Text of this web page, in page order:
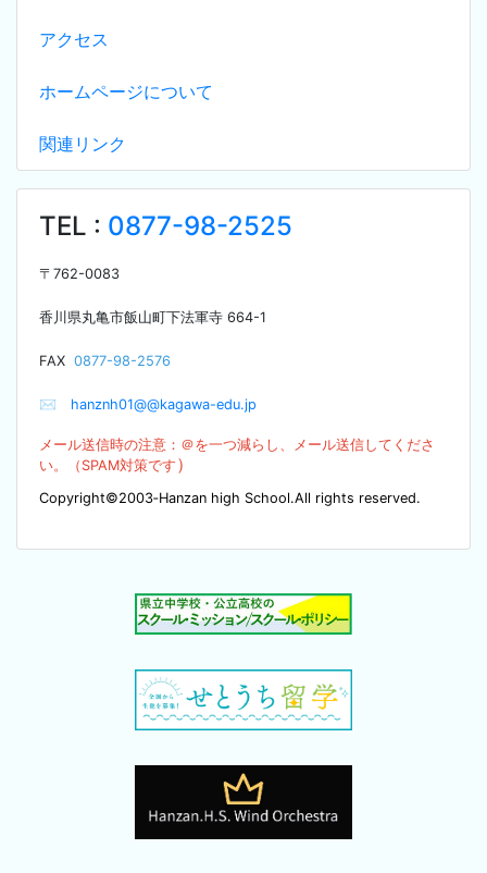
アクセス
ホームページについて
関連リンク
TEL : 0877-98-2525
〒 762-0083
香川県丸亀市飯山町下法軍寺 664-1
FAX 0877-98-2576
✉ hanznh01@@kagawa-edu.jp
メール送信時の注意：＠を一つ減らし、メール送信してくださ
い。（SPAM対策です ）
Copyright©2003‐Hanzan high School.All rights reserved.